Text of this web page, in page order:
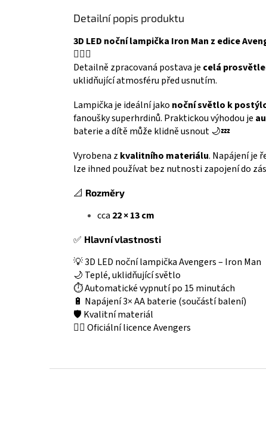
Detailní popis produktu
3D LED noční lampička Iron Man z edice
🦸‍♂️✨
Detailně zpracovaná postava je celá
uklidňující atmosféru před usnutím.
Lampička je ideální jako noční světlo k
fanoušky superhrdinů. Praktickou výhodou je
baterie a dítě může klidně usnout 🌙💤
Vyrobena z kvalitního materiálu. Napájení je
lze ihned používat bez nutnosti zapojení do
📐 Rozměry
cca 22 × 13 cm
✅ Hlavní vlastnosti
💡 3D LED noční lampička Avengers – Iron Man
🌙 Teplé, uklidňující světlo
⏱️ Automatické vypnutí po 15 minutách
🔋 Napájení 3× AA baterie (součástí balení)
🛡️ Kvalitní materiál
🦸‍♂️ Oficiální licence Avengers